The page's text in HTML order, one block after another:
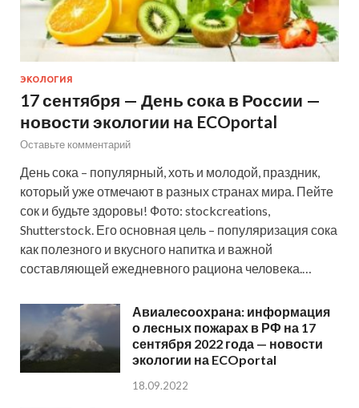
ЭКОЛОГИЯ
17 сентября — День сока в России —
новости экологии на ECOportal
Оставьте комментарий
День сока – популярный, хоть и молодой, праздник,
который уже отмечают в разных странах мира. Пейте
сок и будьте здоровы! Фото: stockcreations,
Shutterstock. Его основная цель – популяризация сока
как полезного и вкусного напитка и важной
составляющей ежедневного рациона человека.…
Авиалесоохрана: информация
о лесных пожарах в РФ на 17
сентября 2022 года — новости
экологии на ECOportal
18.09.2022